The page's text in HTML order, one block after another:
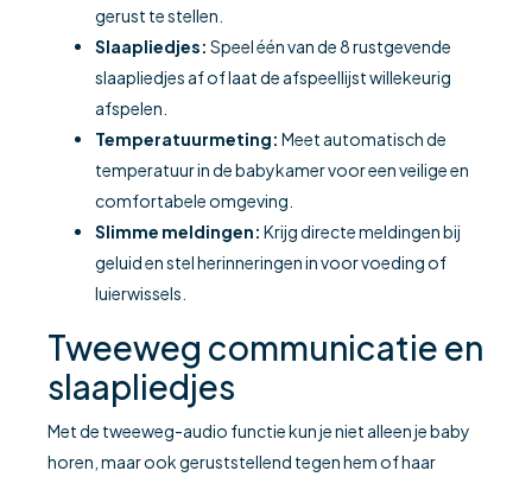
gerust te stellen.
Slaapliedjes: Speel één van de 8 rustgevende
slaapliedjes af of laat de afspeellijst willekeurig
afspelen.
Temperatuurmeting: Meet automatisch de
temperatuur in de babykamer voor een veilige en
comfortabele omgeving.
Slimme meldingen: Krijg directe meldingen bij
geluid en stel herinneringen in voor voeding of
luierwissels.
Tweeweg communicatie en
slaapliedjes
Met de tweeweg-audio functie kun je niet alleen je baby
horen, maar ook geruststellend tegen hem of haar